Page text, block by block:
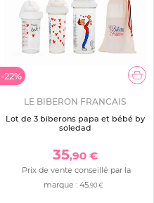
-22%
LE BIBERON FRANCAIS
Lot de 3 biberons papa et bébé by
soledad
35,90 €
Prix de vente conseillé par la
marque :45 ,90 €